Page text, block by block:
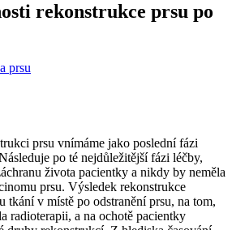
rekonstrukce prsu po
prsu
prsu vnímáme jako poslední fázi
po té nejdůležitější fázi léčby,
života pacientky a nikdy by neměla
prsu. Výsledek rekonstrukce
tkání v místě po odstranění prsu, na tom,
radioterapii, a na ochotě pacientky